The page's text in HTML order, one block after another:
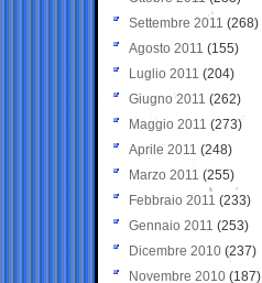
Settembre 2011 (268)
Agosto 2011 (155)
Luglio 2011 (204)
Giugno 2011 (262)
Maggio 2011 (273)
Aprile 2011 (248)
Marzo 2011 (255)
Febbraio 2011 (233)
Gennaio 2011 (253)
Dicembre 2010 (237)
Novembre 2010 (187)